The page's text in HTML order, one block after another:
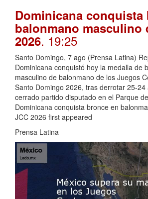
Dominicana conquista
balonmano masculino
2026. 19:25
Santo Domingo, 7 ago (Prensa Latina)
Dominicana conquistó hoy la medalla de
masculino de balonmano de los Juegos
Santo Domingo 2026, tras derrotar 25-24
cerrado partido disputado en el Parque
Dominicana conquista bronce en
JCC 2026 first appeared
Prensa Latina